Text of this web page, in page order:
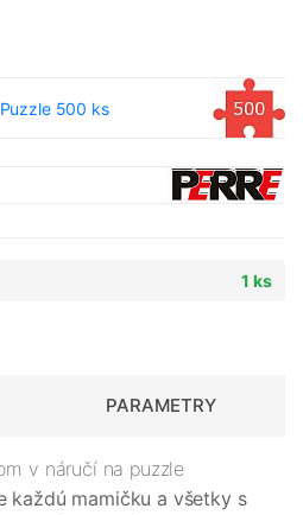
Puzzle 500 ks
1 ks
PARAMETRY
v náručí na puzzle
každú mamičku a všetky s